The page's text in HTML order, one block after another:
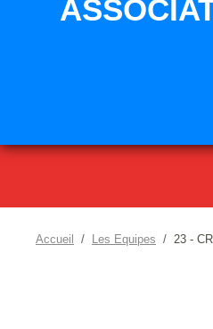
Accueil Les Equipes 23 -